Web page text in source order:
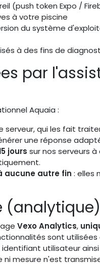
(push token Expo /
à votre piscine
du système
à des fins de
par
Aquaia :
qui les fait
une réponse
jours sur nos serveurs
aucune autre fin : elles
(analytique)
Vexo Analytics,
sont
utilisateur
mesure n'est